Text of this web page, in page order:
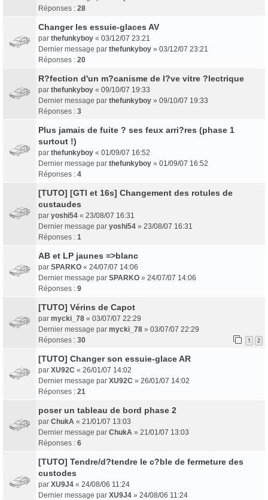
Réponses : 28
Changer les essuie-glaces AV
par thefunkyboy « 03/12/07 23:21
Dernier message par thefunkyboy » 03/12/07 23:21
Réponses : 20
R?fection d'un m?canisme de l?ve vitre ?lectrique
par thefunkyboy « 09/10/07 19:33
Dernier message par thefunkyboy » 09/10/07 19:33
Réponses : 3
Plus jamais de fuite ? ses feux arri?res (phase 1
surtout !)
par thefunkyboy « 01/09/07 16:52
Dernier message par thefunkyboy » 01/09/07 16:52
Réponses : 4
[TUTO] [GTI et 16s] Changement des rotules de
custaudes
par yoshi54 « 23/08/07 16:31
Dernier message par yoshi54 » 23/08/07 16:31
Réponses : 1
AB et LP jaunes =>blanc
par SPARKO « 24/07/07 14:06
Dernier message par SPARKO » 24/07/07 14:06
Réponses : 9
[TUTO] Vérins de Capot
par mycki_78 « 03/07/07 22:29
Dernier message par mycki_78 » 03/07/07 22:29
Réponses : 30 1 2
[TUTO] Changer son essuie-glace AR
par XU92C « 26/01/07 14:02
Dernier message par XU92C » 26/01/07 14:02
Réponses : 21
poser un tableau de bord phase 2
par ChukA « 21/01/07 13:03
Dernier message par ChukA » 21/01/07 13:03
Réponses : 6
[TUTO] Tendre/d?tendre le c?ble de fermeture des
custodes
par XU9J4 « 24/08/06 11:24
Dernier message par XU9J4 » 24/08/06 11:24